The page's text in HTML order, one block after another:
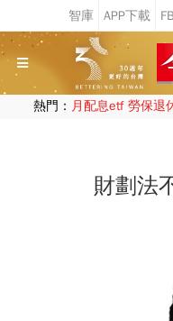
熱門： 月配息etf 勞保退
財劃法